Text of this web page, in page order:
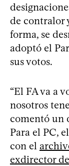
de contralor
forma, se
adoptó el
sus votos.
“El FA va a
nosotros
comentó un
Para el PC,
con el
exdirector